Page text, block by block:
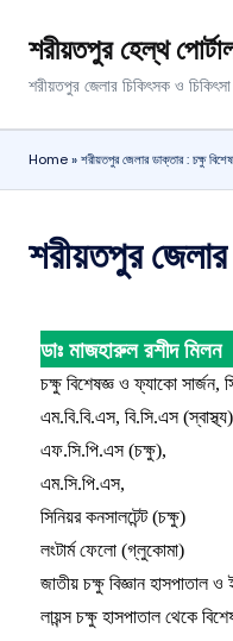
শরীয়তপুর হেল্থ
শরীয়তপুর জেলার চিকিৎসক ও চিকিৎসা
Home»শরীয়তপুর জেলার ডাক্তার : চক্ষু
শরীয়তপুর জেলার
ডাঃ মাজহারুল রশীদ মিলন
চক্ষু বিশেষজ্ঞ ও ফ্যাকো সার্জন,
এম.বি.বি.এস, বি.সি.এস
এফ.সি.পি.এস (চক্ষু),
এম.সি.পি.এস,
সিনিয়র কনসালটেন্ট (চক্ষু)
লংটার্ম ফেলো (গ্লুকোমা)
জাতীয় চক্ষু বিজ্ঞান হাসপাতাল ও
লায়ন্স চক্ষু হাসপাতাল থেকে